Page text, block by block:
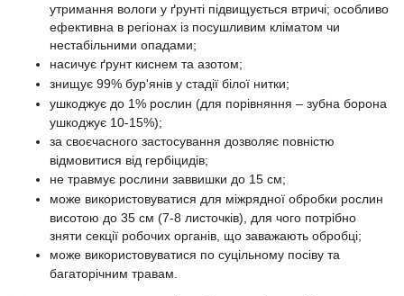
утримання вологи у ґрунті підвищується втричі; особливо
ефективна в регіонах із посушливим кліматом чи
нестабільними опадами;
насичує ґрунт киснем та азотом;
знищує 99% бур'янів у стадії білої нитки;
ушкоджує до 1% рослин (для порівняння – зубна борона
ушкоджує 10-15%);
за своєчасного застосування дозволяє повністю
відмовитися від гербіцидів;
не травмує рослини заввишки до 15 см;
може використовуватися для міжрядної обробки рослин
висотою до 35 см (7-8 листочків), для чого потрібно
зняти секції робочих органів, що заважають обробці;
може використовуватися по суцільному посіву та
багаторічним травам.